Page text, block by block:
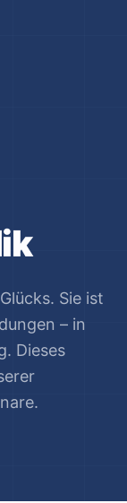
Sie ist
– in
Dieses